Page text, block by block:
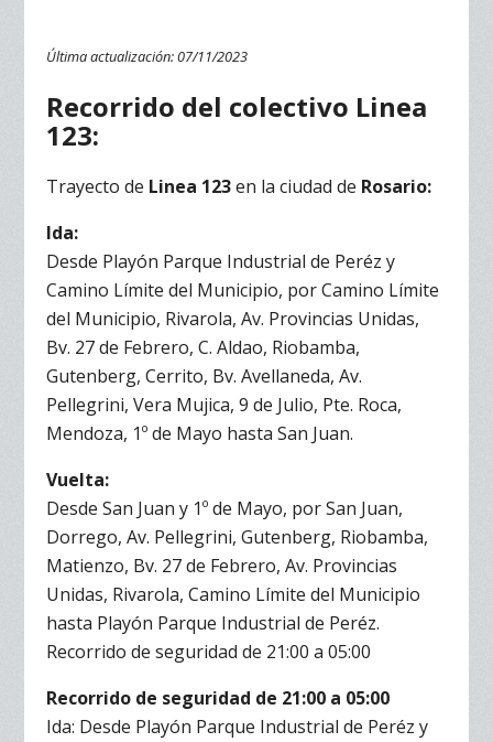
Última actualización: 07/11/2023
Recorrido del colectivo Linea
123:
Trayecto de Linea 123en la ciudad de Rosario:
Ida:
Desde Playón Parque Industrial de Peréz y
Camino Límite del Municipio, por Camino Límite
del Municipio, Rivarola, Av. Provincias Unidas,
Bv. 27 de Febrero, C. Aldao, Riobamba,
Gutenberg, Cerrito, Bv. Avellaneda, Av.
Pellegrini, Vera Mujica, 9 de Julio, Pte. Roca,
Mendoza, 1º de Mayo hasta San Juan.
Vuelta:
Desde San Juan y 1º de Mayo, por San Juan,
Dorrego, Av. Pellegrini, Gutenberg, Riobamba,
Matienzo, Bv. 27 de Febrero, Av. Provincias
Unidas, Rivarola, Camino Límite del Municipio
hasta Playón Parque Industrial de Peréz.
Recorrido de seguridad de 21:00 a 05:00
Recorrido de seguridad de 21:00 a 05:00
Ida: Desde Playón Parque Industrial de Peréz y